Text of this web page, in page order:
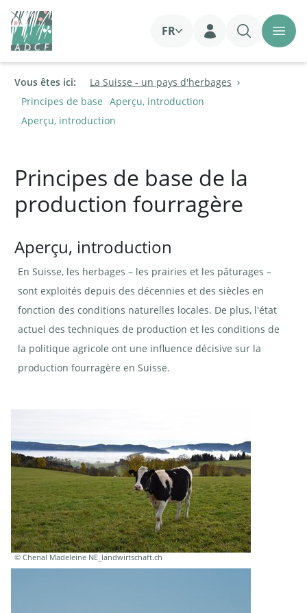
FR
Login
Vous êtes ici:
La Suisse - un pays d'herbages
Principes de base Aperçu, introduction
Aperçu, introduction
Principes de base de la
production fourragère
Aperçu, introduction
En Suisse, les herbages – les prairies et les pâturages –
sont exploités depuis des décennies et des siècles en
fonction des conditions naturelles locales. De plus, l'état
actuel des techniques de production et les conditions de
la politique agricole ont une influence décisive sur la
production fourragère en Suisse.
© Chenal Madeleine NE_landwirtschaft.ch